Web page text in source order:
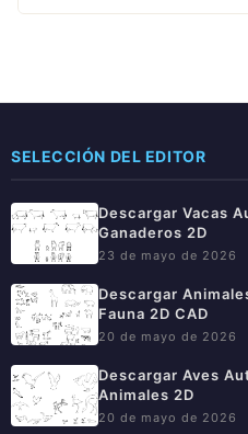
SELECCIÓN DEL EDITOR
Descargar Vacas
Ganaderos 2D
23 de mayo de 2026
Descargar
Fauna 2D CAD
20 de mayo de 2026
Descargar Aves
Animales 2D
20 de mayo de 2026